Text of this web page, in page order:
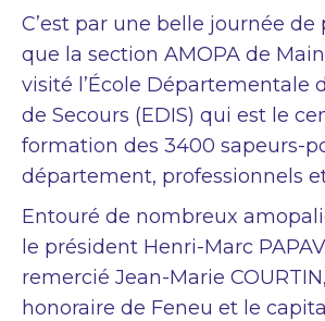
C’est par une belle journée
que la section AMOPA de
visité l’École Départementale
de Secours (EDIS) qui est le
formation des 3400 sapeurs-
département, professionnels
Entouré de nombreux
le président Henri-Marc
remercié Jean-Marie
honoraire de Feneu et le